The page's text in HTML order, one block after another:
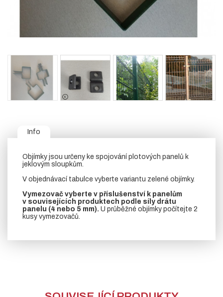
Info
Objímky jsou určeny ke spojování plotových panelů k
jeklovým sloupkům.
V objednávací tabulce vyberte variantu zelené objímky.
Vymezovač vyberte v příslušenství k panelům
v souvisejících produktech podle síly drátu
panelu (4 nebo 5 mm). U průběžné objímky počítejte 2
kusy vymezovačů.